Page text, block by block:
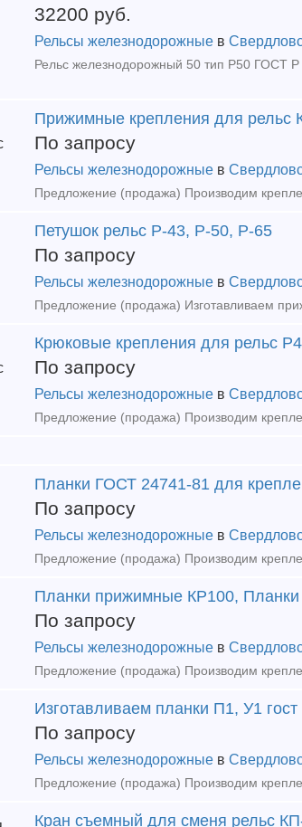
32200 руб.
Рельсы железнодорожные в
Прижимные крепления для рельс
По запросу
Рельсы железнодорожные в
Петушок рельс Р-43, Р-50, Р-65
По запросу
Рельсы железнодорожные в
Крюковые крепления для рельс
По запросу
Рельсы железнодорожные в
Планки ГОСТ 24741-81 для
По запросу
Рельсы железнодорожные в
Планки прижимные КР100,
По запросу
Рельсы железнодорожные в
Изготавливаем планки П1, У1
По запросу
Рельсы железнодорожные в
Кран съемный для сменя рельс